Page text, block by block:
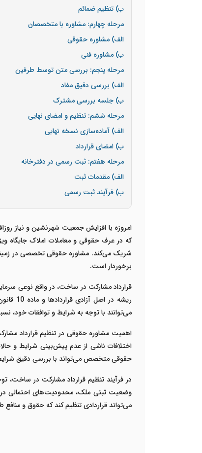
ب) تنظیم ضمائم
مرحله چهارم: مشاوره با متخصصان
الف) مشاوره حقوقی
ب) مشاوره فنی
مرحله پنجم: بررسی متن توسط طرفین
الف) بررسی دقیق مفاد
ب) جلسه بررسی مشترک
مرحله ششم: تنظیم و امضای نهایی
الف) آماده‌سازی نسخه نهایی
ب) امضای قرارداد
مرحله هفتم: ثبت رسمی در دفترخانه
الف) مقدمات ثبت
ب) فرآیند ثبت رسمی
امروزه با افزایش جمعیت شهرنشین و نیاز
که در عرف حقوقی و معاملات املاک جایگاه
شریک می‌کند. مشاوره حقوقی تخصصی در زمینه
برخوردار است.
قرارداد مشارکت در ساخت، در واقع نوعی
ریشه
می‌توانند با توجه به شرایط و توافقات
اهمیت مشاوره حقوقی در تنظیم قرارداد
اختلافات ناشی از عدم پیش‌بینی شرایط و
حقوقی متخصص می‌تواند با بررسی دقیق شرایط و
در فرآیند تنظیم قرارداد مشارکت در
وضعیت ثبتی ملک، محدودیت‌های احتمالی
می‌تواند قراردادی تنظیم کند که حقوق و